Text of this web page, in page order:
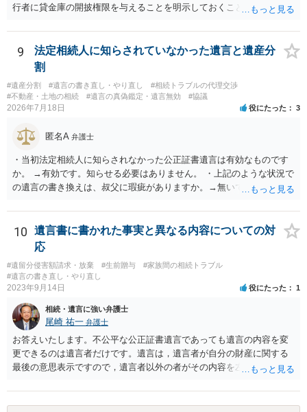
行者に貸金庫の開披権限を与えることを明示しておくことでクリアで
9
法定相続人に知らされていなかった遺言と遺産分
割
#遺産分割 #遺言の書き直し・やり直し
#相続トラブルの代理交渉
#不動産・土地の相続
#遺言の真偽鑑定・遺言無効 #協議
2026年7月18日 役にたった 3
匿名A 弁護士
・当初法定相続人に知らされなかった公正証書遺言は有効なものです
か。 →有効です。知らせる必要はありません。 ・上記のような状況で
の遺言の書き換えは、叔父に瑕疵がありますか。→無いです。 ・分割
ますか。 →本人が自由に決められますので、どこが妥当とは言えない
です。客観的な基準もありません。 ・できれば穏やかに、分割を拒否
することはできますか。 →分割を拒否するということは、遺産はいら
ないということでしょうか。遺言で、受取を指定されててもいらない
と拒否することはできます。理由を説明する必要はありません。
10
遺言書に書かれた事実と異なる内容についての対
応
#遺留分侵害額請求・放棄 #生前贈与
#家族間の相続トラブル
#遺言の書き直し・やり直し
2023年9月14日 役にたった 1
相続・遺言に強い弁護士
尾崎 祐一 弁護士
お答えいたします。不公平な公正証書遺言であっても遺言の内容を変
更できるのは遺言者だけです。遺言は，遺言者が自分の財産に関する
最後の意思表示ですので，遺言者以外の者がその内容を左右させるこ
とはできないのです。